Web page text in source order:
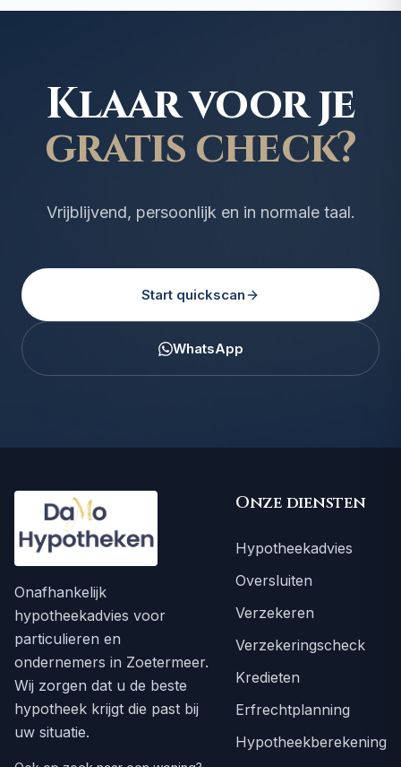
Klaar voor je
gratis check?
Vrijblijvend, persoonlijk en in normale taal.
Start quickscan
WhatsApp
Onafhankelijk
hypotheekadvies voor
particulieren en
ondernemers in Zoetermeer.
Wij zorgen dat u de beste
hypotheek krijgt die past bij
uw situatie.
Onze diensten
Hypotheekadvies
Oversluiten
Verzekeren
Verzekeringscheck
Kredieten
Erfrechtplanning
Hypotheekberekening